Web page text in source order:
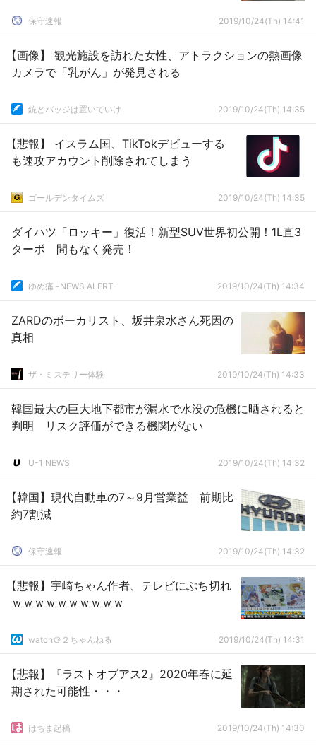
保守速報 2019/10/24(Th) 14:41
【画像】 観光施設を訪れた女性、アトラクションの熱画像
カメラで「乳がん」が発見される
銃とバッジは置いていけ 2019/10/24(Th) 14:35
【悲報】 イスラム国、TikTokデビューする
も速攻アカウント削除されてしまう
ゴールデンタイムズ 2019/10/24(Th) 14:35
ダイハツ「ロッキー」復活！新型SUV世界初公開！1L直3
ターボ 間もなく発売！
ゆめ痛 -NEWS ALERT- 2019/10/24(Th) 14:34
ZARDのボーカリスト、坂井泉水さん死因の
真相
ザ・ミステリー体験 2019/10/24(Th) 14:33
韓国最大の巨大地下都市が漏水で水没の危機に晒されると
判明 リスク評価ができる機関がない
U-1 NEWS 2019/10/24(Th) 14:32
【韓国】現代自動車の7～9月営業益 前期比
約7割減
保守速報 2019/10/24(Th) 14:32
【悲報】宇崎ちゃん作者、テレビにぶち切れ
ｗｗｗｗｗｗｗｗｗｗ
watch＠２ちゃんねる 2019/10/24(Th) 14:31
【悲報】『ラストオブアス2』2020年春に延
期された可能性・・・
はちま起稿 2019/10/24(Th) 14:30